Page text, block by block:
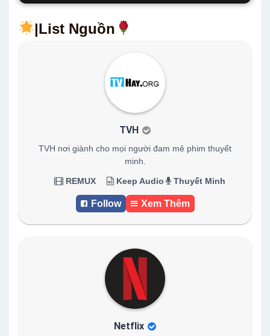
|List Nguồn
TVH
TVH nơi giành cho mọi người đam mê phim thuyết
minh.
REMUX Keep Audio Thuyết Minh
Follow Xem Thêm
Netflix